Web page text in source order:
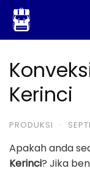
Skip
content
Kerinci
PRODUKSI ·
Apakah anda
Kerinci? Jika